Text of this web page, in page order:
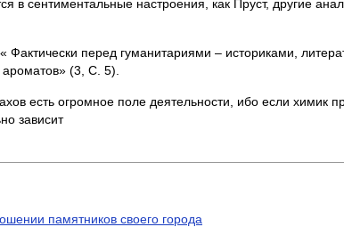
в сентиментальные настроения, как Пруст, другие
Фактически перед гуманитариями – историками,
(3, С. 5).
есть огромное поле деятельности, ибо если химик
зависит
памятников своего города